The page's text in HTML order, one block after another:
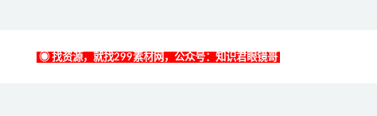
◉ 找资源，就找299素材网，公众号：知识君眼镜哥